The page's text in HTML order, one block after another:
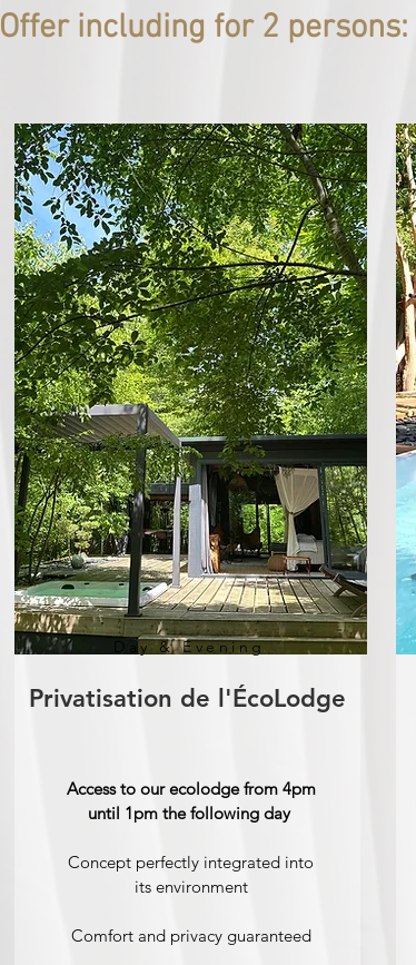
Offer including for 2 persons:
Day & Evening
Privatisation de l'ÉcoLodge
Access to our ecolodge from 4pm
until 1pm the following day
Concept perfectly integrated into
its environment
Comfort and privacy guaranteed